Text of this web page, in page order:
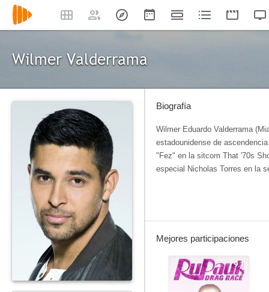
Wilmer Valderrama
Biografía
Wilmer Eduardo Valderrama
estadounidense de
"Fez" en la sitcom That '70s
especial Nicholas Torres en la
Mejores participaciones
9.1